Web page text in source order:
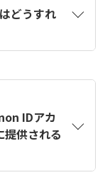
どうすれ
Canon IDとは
は？をご確認く
IDアカ
提供される